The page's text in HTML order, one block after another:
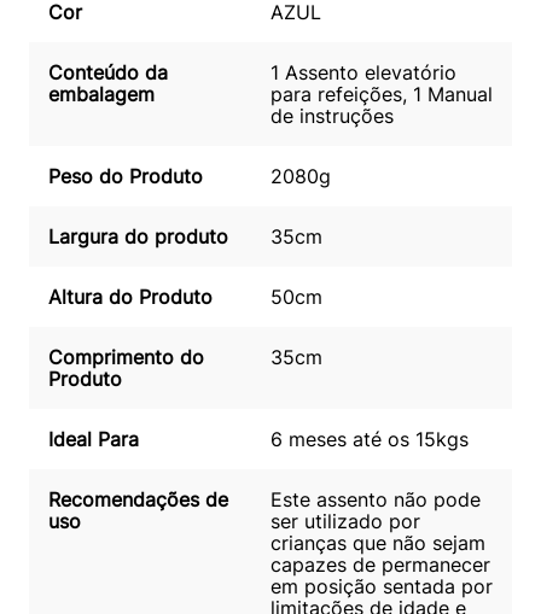
Cor AZUL
Conteúdo da
embalagem
1 Assento elevatório
para refeições, 1 Manual
de instruções
Peso do Produto 2080g
Largura do produto 35cm
Altura do Produto 50cm
Comprimento do
Produto
35cm
Ideal Para 6 meses até os 15kgs
Recomendações de
uso
Este assento não pode
ser utilizado por
crianças que não sejam
capazes de permanecer
em posição sentada por
limitações de idade e